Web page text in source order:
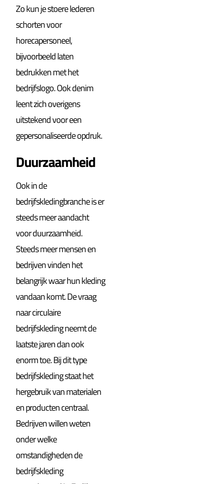
Zo kun je stoere lederen
schorten voor
horecapersoneel,
bijvoorbeeld laten
bedrukken met het
bedrijfslogo. Ook denim
leent zich overigens
uitstekend voor een
gepersonaliseerde opdruk.
Duurzaamheid
Ook in de
bedrijfskledingbranche is er
steeds meer aandacht
voor duurzaamheid.
Steeds meer mensen en
bedrijven vinden het
belangrijk waar hun kleding
vandaan komt. De vraag
naar circulaire
bedrijfskleding neemt de
laatste jaren dan ook
enorm toe. Bij dit type
bedrijfskleding staat het
hergebruik van materialen
en producten centraal.
Bedrijven willen weten
onder welke
omstandigheden de
bedrijfskleding